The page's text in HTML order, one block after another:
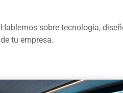
Hablemos sobre tecnología,
de tu empresa.